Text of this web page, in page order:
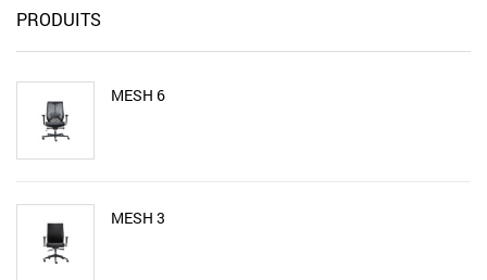
PRODUITS
MESH 6
MESH 3